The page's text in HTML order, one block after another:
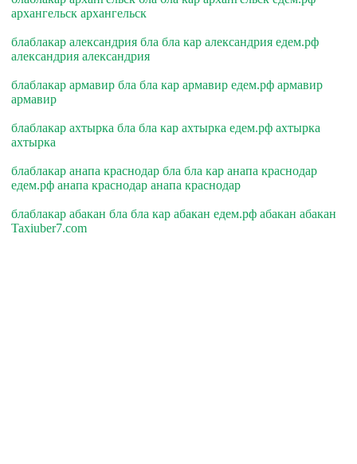
архангельск архангельск
блаблакар александрия бла бла кар александрия едем.рф
александрия александрия
блаблакар армавир бла бла кар армавир едем.рф армавир
армавир
блаблакар ахтырка бла бла кар ахтырка едем.рф ахтырка
ахтырка
блаблакар анапа краснодар бла бла кар анапа краснодар
едем.рф анапа краснодар анапа краснодар
блаблакар абакан бла бла кар абакан едем.рф абакан абакан
Taxiuber7.com